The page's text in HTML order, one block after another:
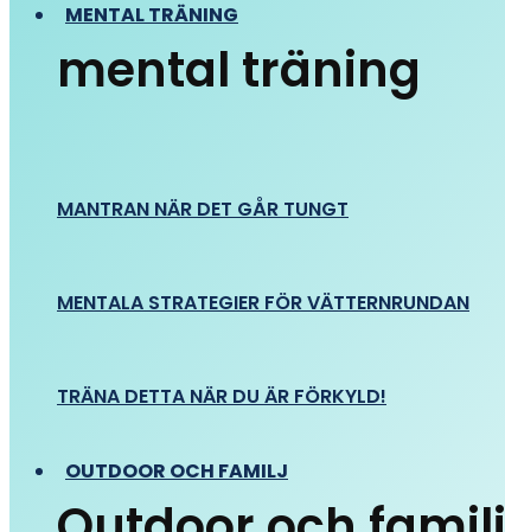
MENTAL TRÄNING
mental träning
MANTRAN NÄR DET GÅR TUNGT
MENTALA STRATEGIER FÖR VÄTTERNRUNDAN
TRÄNA DETTA NÄR DU ÄR FÖRKYLD!
OUTDOOR OCH FAMILJ